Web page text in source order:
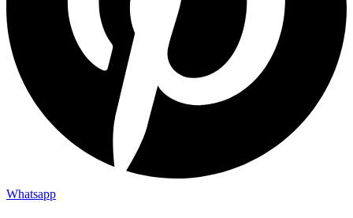
Whatsapp